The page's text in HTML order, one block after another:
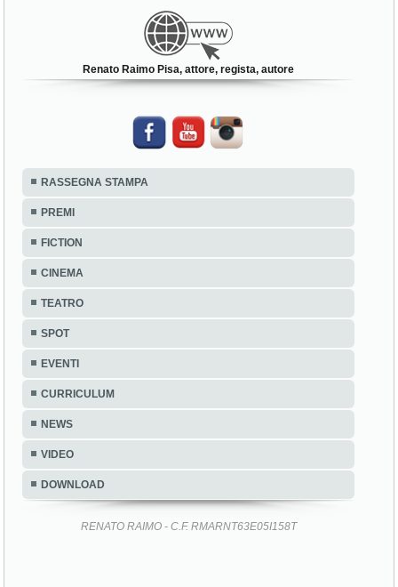
Renato Raimo Pisa, attore, regista, autore
RASSEGNA STAMPA
PREMI
FICTION
CINEMA
TEATRO
SPOT
EVENTI
CURRICULUM
NEWS
VIDEO
DOWNLOAD
RENATO RAIMO - C.F. RMARNT63E05I158T